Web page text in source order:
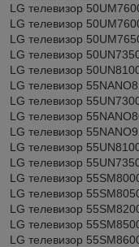
LG телевизор
LG телевизор
LG телевизор
LG телевизор
LG телевизор
LG телевизор
LG телевизор
LG телевизор
LG телевизор
LG телевизор
LG телевизор
LG телевизор
LG телевизор
LG телевизор
LG телевизор
LG телевизор